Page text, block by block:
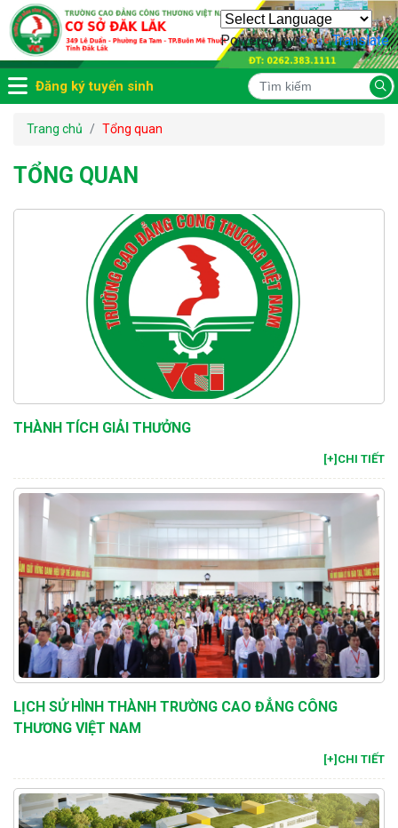
Powered by Translate
Đăng ký tuyển sinh
Trang chủ Tổng quan
TỔNG QUAN
THÀNH TÍCH GIẢI THƯỞNG
[+]CHI TIẾT
LỊCH SỬ HÌNH THÀNH TRƯỜNG CAO ĐẲNG CÔNG
THƯƠNG VIỆT NAM
[+]CHI TIẾT